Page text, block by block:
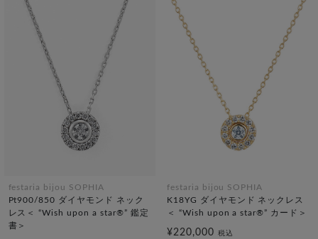
festaria bijou SOPHIA
Pt900/850 ダイヤモンド ネック
レス＜ “Wish upon a star®” 鑑定
書＞
festaria bijou SOPHIA
K18YG ダイヤモンド ネックレス
＜ “Wish upon a star®” カード＞
¥220,000 税込